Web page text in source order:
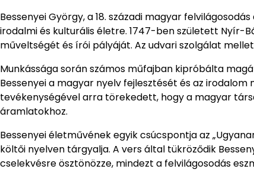
Bessenyei György, a 18. századi magyar
irodalmi és kulturális életre. 1747-ben született
műveltségét és írói pályáját. Az udvari szolgálat
Munkássága során számos műfajban kipróbálta
Bessenyei a magyar nyelv fejlesztését és az
tevékenységével arra törekedett, hogy a magyar
áramlatokhoz.
Bessenyei életművének egyik csúcspontja az
költői nyelven tárgyalja. A vers által tükröződik
cselekvésre ösztönözze, mindezt a felvilágosodás